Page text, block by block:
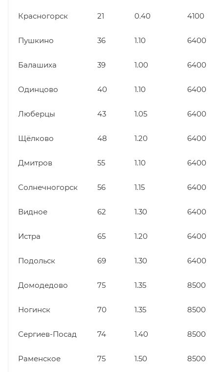
Красногорск 21 0.40 4100
Пушкино 36 1.10 6400
Балашиха 39 1.00 6400
Одинцово 40 1.10 6400
Люберцы 43 1.05 6400
Щёлково 48 1.20 6400
Дмитров 55 1.10 6400
Солнечногорск 56 1.15 6400
Видное 62 1.30 6400
Истра 65 1.20 6400
Подольск 69 1.30 6400
Домодедово 75 1.35 8500
Ногинск 70 1.35 8500
Сергиев-Посад 74 1.40 8500
Раменское 75 1.50 8500